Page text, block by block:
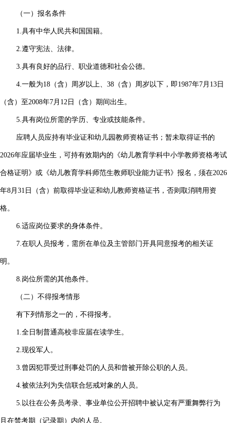
（一）报名条件
1.具有中华人民共和国国籍。
2.遵守宪法、法律。
3.具有良好的品行、职业道德和社会公德。
4.一般为18（含）周岁以上、38（含）周岁以下，即1987年7月13日
（含）至2008年7月12日（含）期间出生。
5.具有岗位所需的学历、专业或技能条件。
应聘人员应持有毕业证和幼儿园教师资格证书；暂未取得证书的
2026年应届毕业生，可持有效期内的《幼儿教育学科中小学教师资格考试
合格证明》或《幼儿教育学科师范生教师职业能力证书》报名，须在2026
年8月31日（含）前取得毕业证和幼儿教师资格证书，否则取消聘用资
格。
6.适应岗位要求的身体条件。
7.在职人员报考，需所在单位及主管部门开具同意报考的相关证
明。
8.岗位所需的其他条件。
（二）不得报考情形
有下列情形之一的，不得报考。
1.全日制普通高校非应届在读学生。
2.现役军人。
3.曾因犯罪受过刑事处罚的人员和曾被开除公职的人员。
4.被依法列为失信联合惩戒对象的人员。
5.以往在公务员考录、事业单位公开招聘中被认定有严重舞弊行为
且在禁考期（记录期）内的人员。